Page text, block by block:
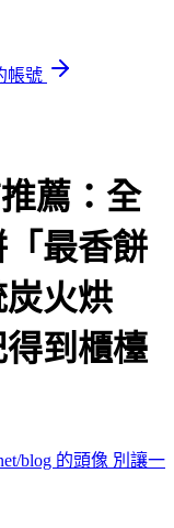
帳號
薦：全
最香餅
火烘
到櫃檯
別讓一